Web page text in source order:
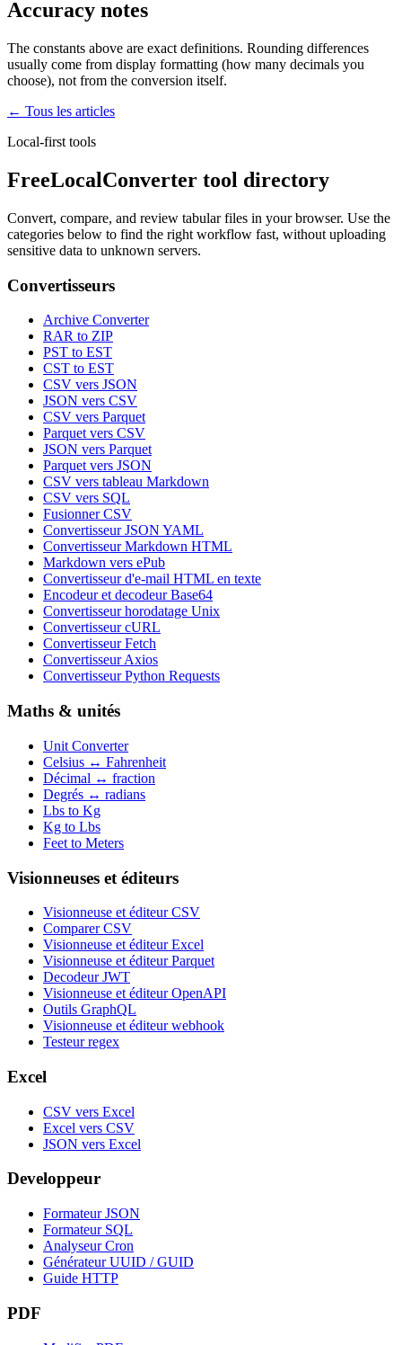
Accuracy notes
The constants above are exact definitions. Rounding differences
usually come from display formatting (how many decimals you
choose), not from the conversion itself.
← Tous les articles
Local-first tools
FreeLocalConverter tool directory
Convert, compare, and review tabular files in your browser. Use the
categories below to find the right workflow fast, without uploading
sensitive data to unknown servers.
Convertisseurs
Archive Converter
RAR to ZIP
PST to EST
CST to EST
CSV vers JSON
JSON vers CSV
CSV vers Parquet
Parquet vers CSV
JSON vers Parquet
Parquet vers JSON
CSV vers tableau Markdown
CSV vers SQL
Fusionner CSV
Convertisseur JSON YAML
Convertisseur Markdown HTML
Markdown vers ePub
Convertisseur d'e-mail HTML en texte
Encodeur et decodeur Base64
Convertisseur horodatage Unix
Convertisseur cURL
Convertisseur Fetch
Convertisseur Axios
Convertisseur Python Requests
Maths & unités
Unit Converter
Celsius ↔ Fahrenheit
Décimal ↔ fraction
Degrés ↔ radians
Lbs to Kg
Kg to Lbs
Feet to Meters
Visionneuses et éditeurs
Visionneuse et éditeur CSV
Comparer CSV
Visionneuse et éditeur Excel
Visionneuse et éditeur Parquet
Decodeur JWT
Visionneuse et éditeur OpenAPI
Outils GraphQL
Visionneuse et éditeur webhook
Testeur regex
Excel
CSV vers Excel
Excel vers CSV
JSON vers Excel
Developpeur
Formateur JSON
Formateur SQL
Analyseur Cron
Générateur UUID / GUID
Guide HTTP
PDF